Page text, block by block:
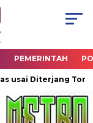
PEMERINTAH
Diterjang Tornado